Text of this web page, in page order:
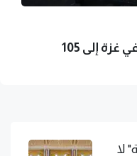
إلى 105
لا